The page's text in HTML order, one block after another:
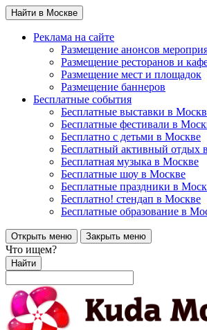
Найти в Москве
Реклама на сайте
Размещение анонсов
Размещение ресторанов и
Размещение мест и площадок
Размещение баннеров
Бесплатные события
Бесплатные выставки в
Бесплатные фестивали в
Бесплатно с детьми в Москве
Бесплатный активный отдых
Бесплатная музыка в Москве
Бесплатные шоу в Москве
Бесплатные праздники в
Бесплатно! стендап в Москве
Бесплатные образование в
Открыть меню Закрыть меню
Что ищем?
Найти